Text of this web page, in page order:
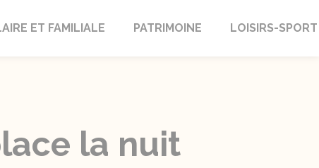
ET FAMILIALE PATRIMOINE LOISIRS-SPORT
la nuit